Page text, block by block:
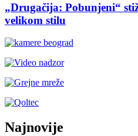
„Drugačija: Pobunjeni“
velikom stilu
Najnovije